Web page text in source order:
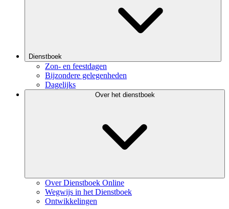
Dienstboek
Zon- en feestdagen
Bijzondere gelegenheden
Dagelijks
Over het dienstboek
Over Dienstboek Online
Wegwijs in het Dienstboek
Ontwikkelingen